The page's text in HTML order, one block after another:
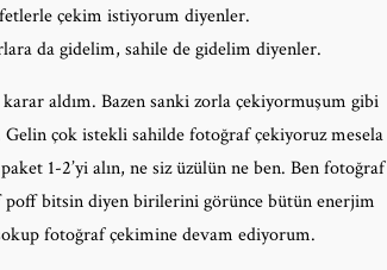
çekim istiyorum diyenler.
da gidelim, sahile de gidelim diyenler.
aldım. Bazen sanki zorla çekiyormuşum gibi
çok istekli sahilde fotoğraf çekiyoruz mesela
1-2’yi alın, ne siz üzülün ne ben. Ben fotoğraf
bitsin diyen birilerini görünce bütün enerjim
fotoğraf çekimine devam ediyorum.